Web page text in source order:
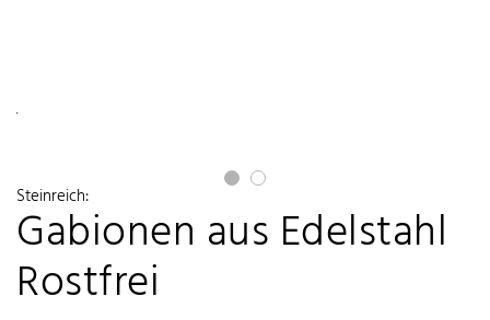
Steinreich:
Gabionen aus Edelstahl
Rostfrei